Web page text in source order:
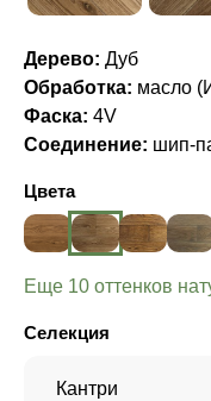
Дерево: Дуб
Обработка: масло
Фаска: 4V
Соединение: шип-
Цвета
Еще 10 оттенков
Селекция
Кантри